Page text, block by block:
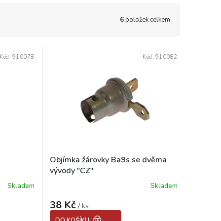
6položek celkem
Skladem
Kód: 910078
Objímka žárovky Ba9s se dvěma
vývody "CZ"
produktu
Skladem
38 Kč / ks
Kód: 910082